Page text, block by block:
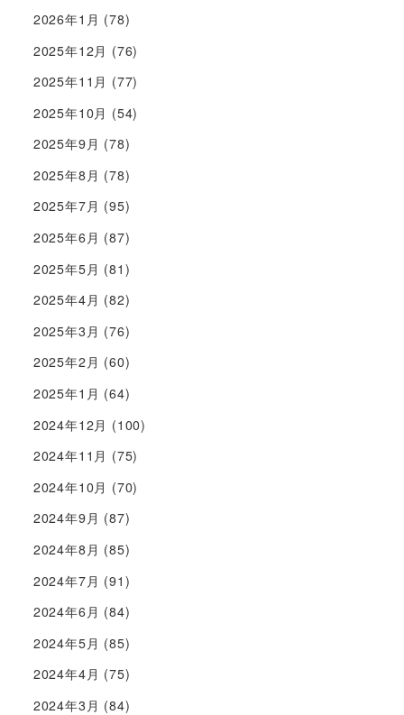
2026年1月 (78)
2025年12月 (76)
2025年11月 (77)
2025年10月 (54)
2025年9月 (78)
2025年8月 (78)
2025年7月 (95)
2025年6月 (87)
2025年5月 (81)
2025年4月 (82)
2025年3月 (76)
2025年2月 (60)
2025年1月 (64)
2024年12月 (100)
2024年11月 (75)
2024年10月 (70)
2024年9月 (87)
2024年8月 (85)
2024年7月 (91)
2024年6月 (84)
2024年5月 (85)
2024年4月 (75)
2024年3月 (84)